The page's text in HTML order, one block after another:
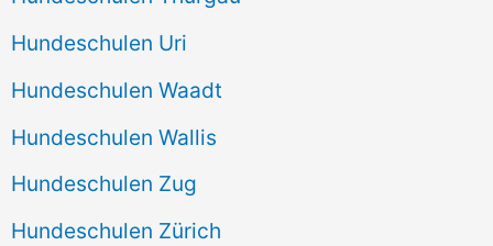
Hundeschulen Uri
Hundeschulen Waadt
Hundeschulen Wallis
Hundeschulen Zug
Hundeschulen Zürich